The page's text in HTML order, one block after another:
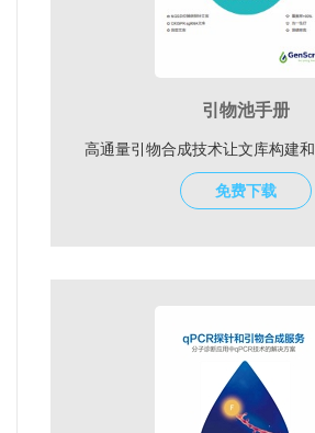
引物池手册
高通量引物合成技术让文库构建和
免费下载